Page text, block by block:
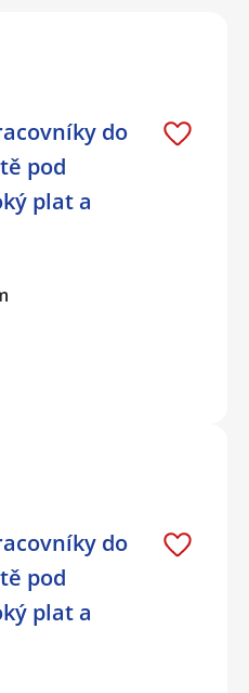
do
pod
plat a
do
pod
plat a